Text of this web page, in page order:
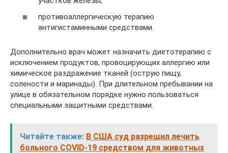
противоаллергическую терапию
антигистаминными средствами.
Дополнительно врач может назначить диетотерапию с
исключением продуктов, провоцирующих аллергию или
химическое раздражение тканей (острую пищу,
солености и маринады). При длительном пребывании на
улице в обязательном порядке нужно пользоваться
специальными защитными средствами.
Читайте также: В США суд разрешил лечить
больного COVID-19 средством для животных